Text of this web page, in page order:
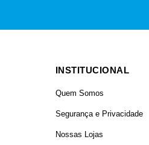
INSTITUCIONAL
Quem Somos
Segurança e Privacidade
Nossas Lojas